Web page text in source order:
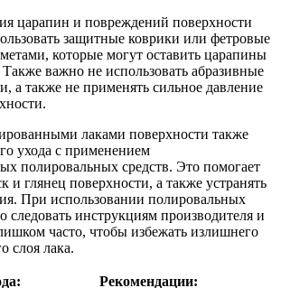
царапин и повреждений поверхности
защитные коврики или фетровые
которые могут оставить царапины
важно не использовать абразивные
а также не применять сильное давление
лаками поверхности также
ухода с применением
полировальных средств. Это помогает
и глянец поверхности, а также устранять
При использовании полировальных
следовать инструкциям производителя и
часто, чтобы избежать излишнего
слоя лака.
Рекомендации: